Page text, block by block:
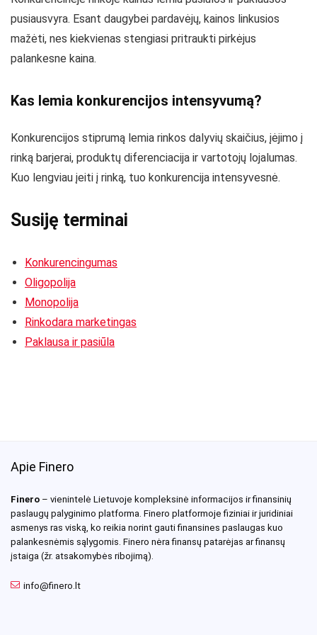
pusiausvyra. Esant daugybei pardavėjų, kainos linkusios
mažėti, nes kiekvienas stengiasi pritraukti pirkėjus
palankesne kaina.
Kas lemia konkurencijos intensyvumą?
Konkurencijos stiprumą lemia rinkos dalyvių skaičius, įėjimo į
rinką barjerai, produktų diferenciacija ir vartotojų lojalumas.
Kuo lengviau įeiti į rinką, tuo konkurencija intensyvesnė.
Susiję terminai
Konkurencingumas
Oligopolija
Monopolija
Rinkodara marketingas
Paklausa ir pasiūla
Apie Finero
Finero – vienintelė Lietuvoje kompleksinė informacijos ir finansinių
paslaugų palyginimo platforma. Finero platformoje fiziniai ir juridiniai
asmenys ras viską, ko reikia norint gauti finansines paslaugas kuo
palankesnėmis sąlygomis. Finero nėra finansų patarėjas ar finansų
įstaiga (žr. atsakomybės ribojimą).
info@finero.lt